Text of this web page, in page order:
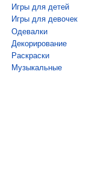
Игры для детей
Игры для девочек
Одевалки
Декорирование
Раскраски
Музыкальные